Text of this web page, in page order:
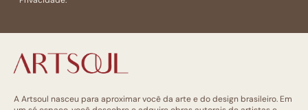
A Artsoul nasceu para aproximar você da arte e do design brasileiro. Em